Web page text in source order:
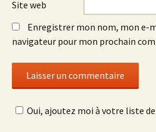
Site web
Enregistrer mon nom, mon e-
navigateur pour mon prochain
Oui, ajoutez moi à votre liste